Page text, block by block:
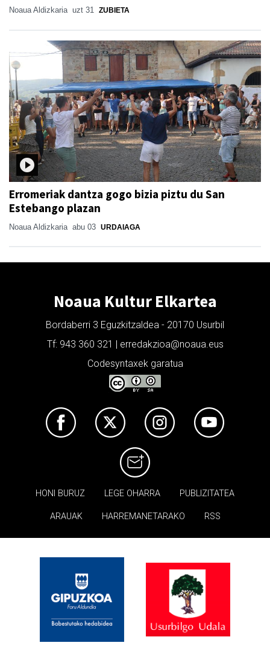
Noaua Aldizkaria uzt 31 ZUBIETA
Erromeriak dantza gogo bizia piztu du San
Estebango plazan
Noaua Aldizkaria abu 03 URDAIAGA
Noaua Kultur Elkartea
Bordaberri 3 Eguzkitzaldea - 20170 Usurbil
Tf: 943 360 321 | erredakzioa@noaua.eus
Codesyntaxek garatua
HONI BURUZ LEGE OHARRA PUBLIZITATEA
ARAUAK HARREMANETARAKO RSS